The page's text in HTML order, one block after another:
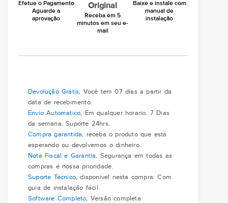
Devolução Grátis, Você tem 07 dias a partir da
data de recebimento.
Envio Automatico, Em qualquer horario. 7 Dias
da semana. Suporte 24hrs.
Compra garantida, receba o produto que está
esperando ou devolvemos o dinheiro.
Nota Fiscal e Garantia, Segurança em todas as
compras é nossa prioridade.
Suporte Técnico, disponivel nesta compra. Com
guia de instalação fácil.
Software Completo, Versão completa
Efetue o Pagamento
Aguarde a
aprovação
Original
Receba em 5
minutos em seu e-
mail
Baixe e instale com
manual de
instalação